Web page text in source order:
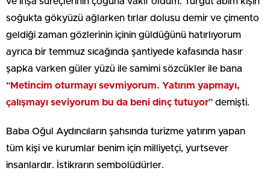
soğukta gökyüzü ağlarken tırlar dolusu demir ve çimento
geldiği zaman gözlerinin içinin güldüğünü hatırlıyorum
ayrıca bir temmuz sıcağında şantiyede kafasında hasır
şapka varken güler yüzü ile samimi sözcükler ile bana
“Metincim oturmayı sevmiyorum. Yatırım yapmayı,
çalışmayı seviyorum bu da beni dinç tutuyor” demişti.
Baba Oğul Aydıncıların şahsında turizme yatırım yapan
tüm kişi ve kurumlar benim için milliyetçi, yurtsever
insanlardır. İstikrarın sembolüdürler.